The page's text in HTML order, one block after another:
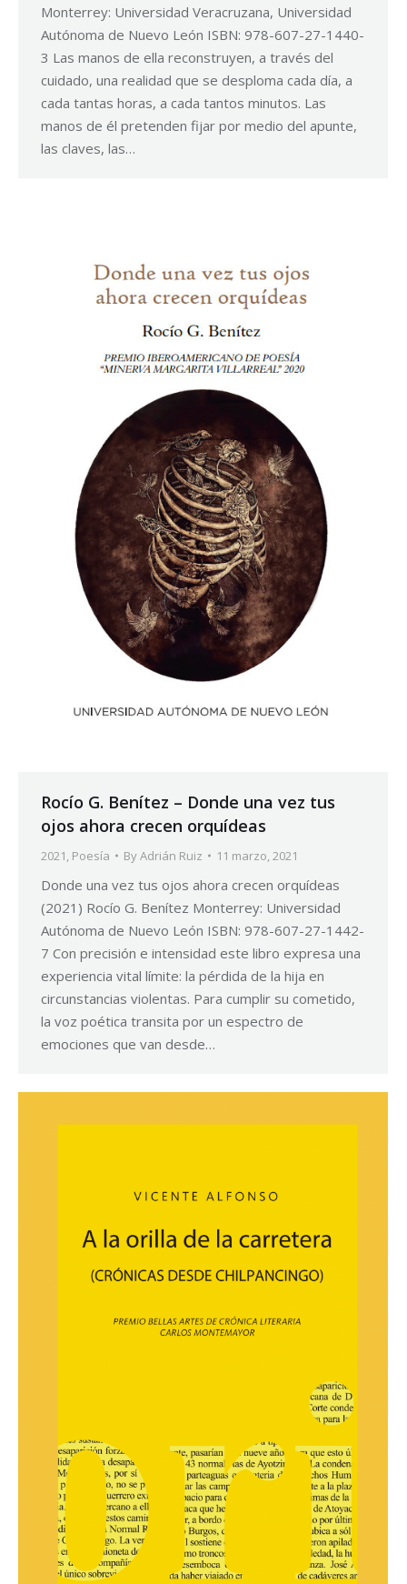
Monterrey: Universidad Veracruzana, Universidad
Autónoma de Nuevo León ISBN: 978-607-27-1440-
3 Las manos de ella reconstruyen, a través del
cuidado, una realidad que se desploma cada día, a
cada tantas horas, a cada tantos minutos. Las
manos de él pretenden fijar por medio del apunte,
las claves, las…
Rocío G. Benítez – Donde una vez tus
ojos ahora crecen orquídeas
2021, Poesía ByAdrián Ruiz 11 marzo, 2021
Donde una vez tus ojos ahora crecen orquídeas
(2021) Rocío G. Benítez Monterrey: Universidad
Autónoma de Nuevo León ISBN: 978-607-27-1442-
7 Con precisión e intensidad este libro expresa una
experiencia vital límite: la pérdida de la hija en
circunstancias violentas. Para cumplir su cometido,
la voz poética transita por un espectro de
emociones que van desde…